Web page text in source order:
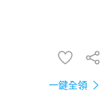
一鍵全領